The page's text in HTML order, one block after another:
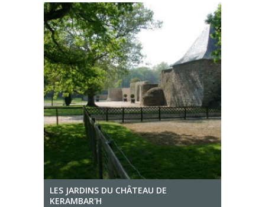
LES JARDINS DU CHÂTEAU DE
KERAMBAR'H